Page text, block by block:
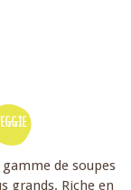
de soupes
grands. Riche en